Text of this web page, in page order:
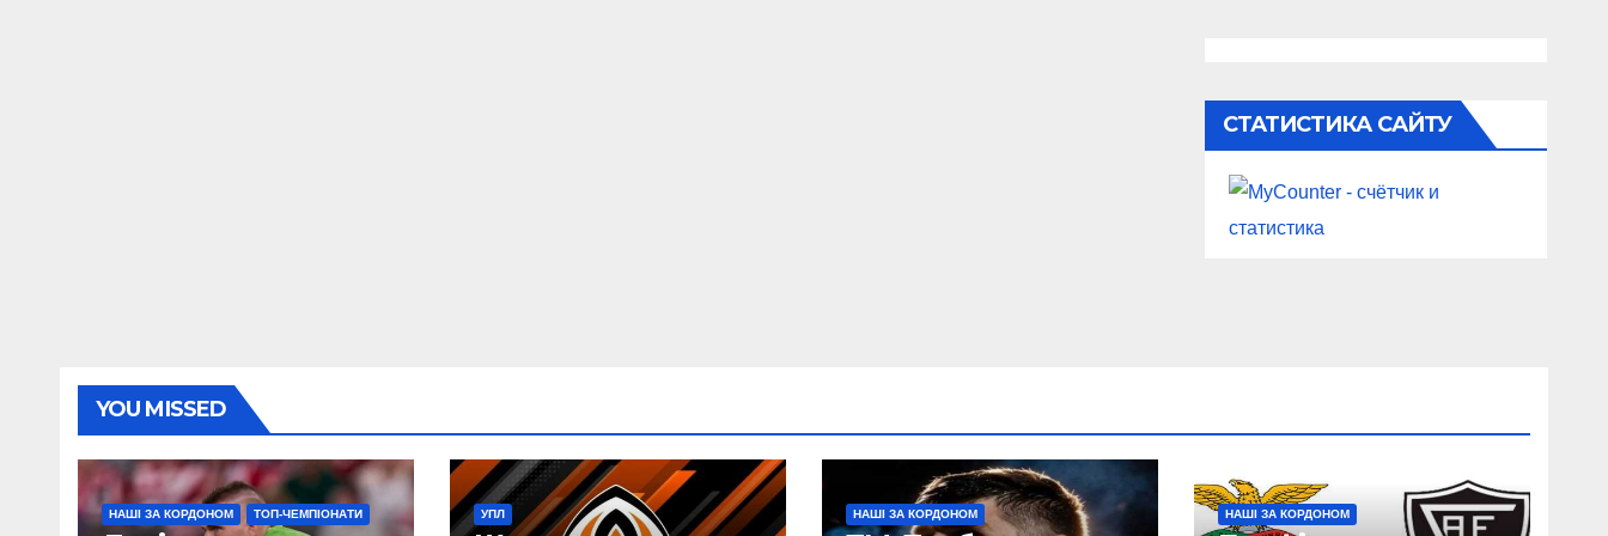
СТАТИСТИКА САЙТУ
YOU MISSED
НАШІ ЗА КОРДОНОМ ТОП-ЧЕМПІОНАТИ УПЛ НАШІ ЗА КОРДОНОМ НАШІ ЗА КОРДОНОМ